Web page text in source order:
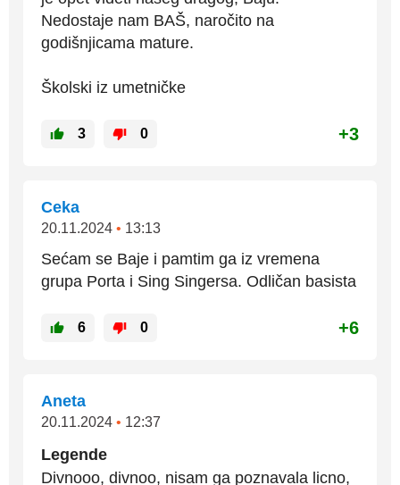
Nedostaje nam BAŠ, naročito na
godišnjicama mature.
Školski iz umetničke
3 0 +3
Ceka
20.11.2024 • 13:13
Sećam se Baje i pamtim ga iz vremena
grupa Porta i Sing Singersa. Odličan basista
6 0 +6
Aneta
20.11.2024 • 12:37
Legende
Divnooo, divnoo, nisam ga poznavala licno,